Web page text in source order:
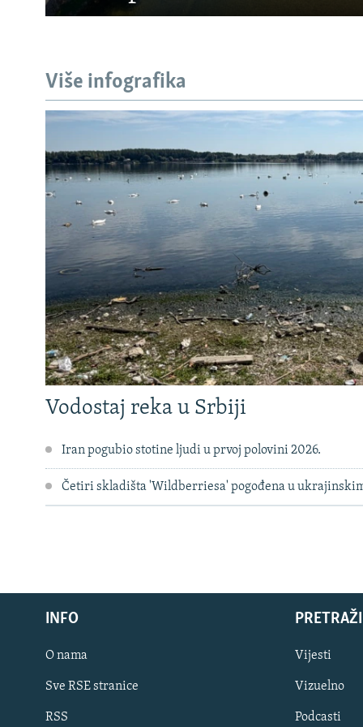
Više infografika
Vodostaj reka u Srbiji
Iran pogubio stotine ljudi u prvoj polovini 2026.
Četiri skladišta 'Wildberriesa' pogođena u
INFO
O nama
Sve RSE stranice
RSS
PRETRAŽI
Vijesti
Vizuelno
Podcasti